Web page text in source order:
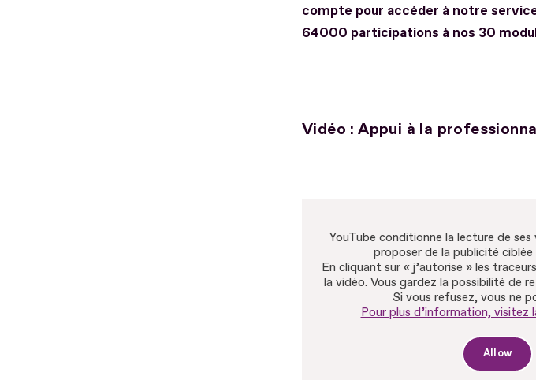
compte pour accéder à notre
64000 participations à nos 30
Vidéo : Appui à la
YouTube conditionne la lecture de
proposer de la publicité
En cliquant sur « j’autorise » les
la vidéo. Vous gardez la possibilité de
Si vous refusez, vous ne
Pour plus d’information, visitez
Allow